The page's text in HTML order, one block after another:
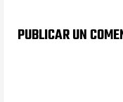
PUBLICAR UN